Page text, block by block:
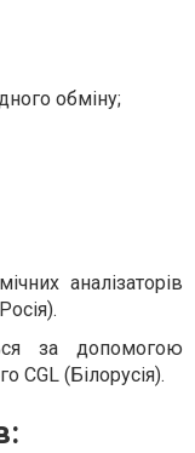
обміну;
аналізаторів
за допомогою
CGL (Білорусія).